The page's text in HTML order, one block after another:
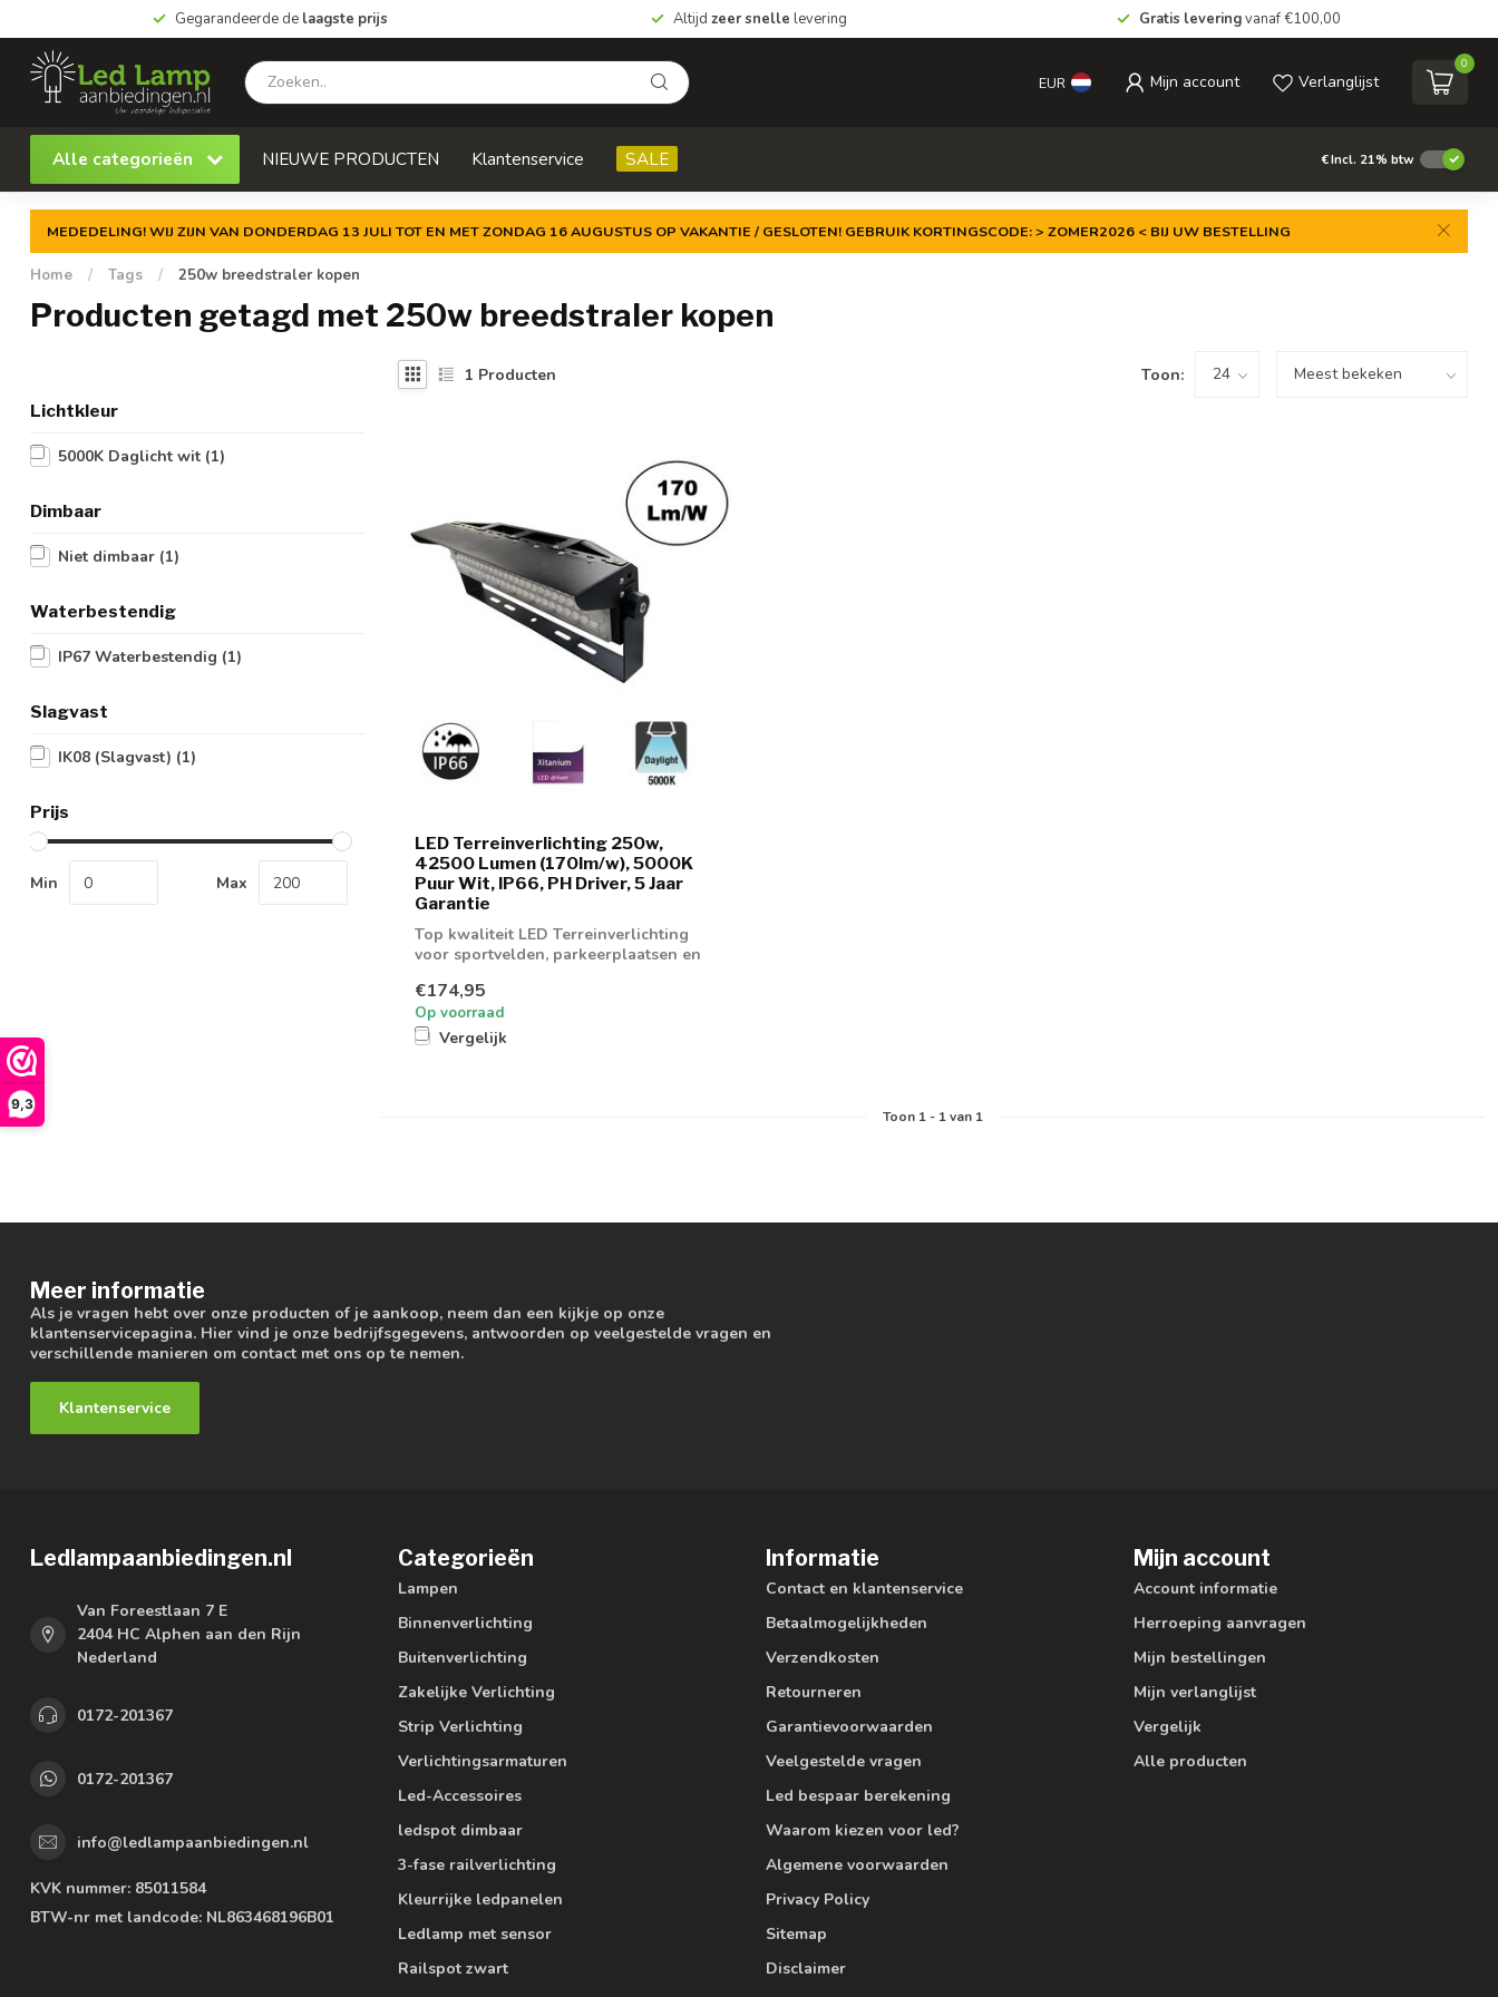
9,3
Gegarandeerde de laagste prijs Altijd zeer snelle levering Gratis leveringvanaf €100,00
EUR Mijn account Verlanglijst
0
Alle categorieën NIEUWE PRODUCTEN Klantenservice SALE €Incl. 21% btw
MEDEDELING! WIJ ZIJN VAN DONDERDAG 13 JULI TOT EN MET ZONDAG 16 AUGUSTUS OP VAKANTIE / GESLOTEN! GEBRUIK KORTINGSCODE: > ZOMER2026 < BIJ UW BESTELLING
Home / Tags / 250w breedstraler kopen
Producten getagd met 250w breedstraler kopen
Lichtkleur
5000K Daglicht wit (1)
Dimbaar
Niet dimbaar (1)
Waterbestendig
IP67 Waterbestendig (1)
Slagvast
IK08 (Slagvast) (1)
Prijs
Min Max
1 Producten Toon:
LED Terreinverlichting 250w,
42500 Lumen (170lm/w), 5000K
Puur Wit, IP66, PH Driver, 5 Jaar
Garantie
Top kwaliteit LED Terreinverlichting
voor sportvelden, parkeerplaatsen en
€174,95
Op voorraad
Vergelijk
Toon 1- 1van 1
Meer informatie
Als je vragen hebt over onze producten of je aankoop, neem dan een kijkje op onze
klantenservicepagina. Hier vind je onze bedrijfsgegevens, antwoorden op veelgestelde vragen en
verschillende manieren om contact met ons op te nemen.
Klantenservice
Ledlampaanbiedingen.nl
Van Foreestlaan 7 E
2404 HC Alphen aan den Rijn
Nederland
0172-201367
0172-201367
info@ledlampaanbiedingen.nl
KVK nummer: 85011584
BTW-nr met landcode: NL863468196B01
Categorieën
Lampen
Binnenverlichting
Buitenverlichting
Zakelijke Verlichting
Strip Verlichting
Verlichtingsarmaturen
Led-Accessoires
ledspot dimbaar
3-fase railverlichting
Kleurrijke ledpanelen
Ledlamp met sensor
Railspot zwart
Informatie
Contact en klantenservice
Betaalmogelijkheden
Verzendkosten
Retourneren
Garantievoorwaarden
Veelgestelde vragen
Led bespaar berekening
Waarom kiezen voor led?
Algemene voorwaarden
Privacy Policy
Sitemap
Disclaimer
Mijn account
Account informatie
Herroeping aanvragen
Mijn bestellingen
Mijn verlanglijst
Vergelijk
Alle producten